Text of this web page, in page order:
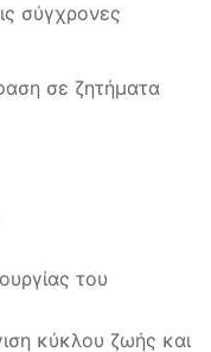
σύγχρονες
σε ζητήματα
του
κύκλου ζωής και